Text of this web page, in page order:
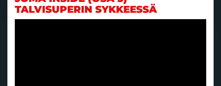
TALVISUPERIN SYKKEESSÄ